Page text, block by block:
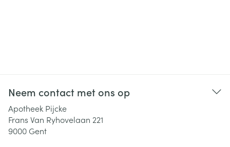
Neem contact met ons op
Apotheek Pijcke
Frans Van Ryhovelaan 221
9000 Gent